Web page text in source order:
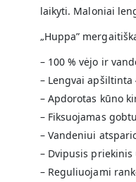
laikyti. Maloniai
„Huppa”
– 100 % vėjo ir
– Lengvai apšiltinta
– Apdorotas kūno
– Fiksuojamas
– Vandeniui
– Dvipusis
– Reguliuojami